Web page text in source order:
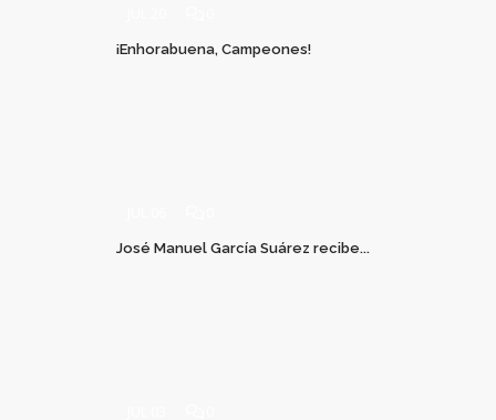
¡Enhorabuena, Campeones!
José Manuel García Suárez recibe...